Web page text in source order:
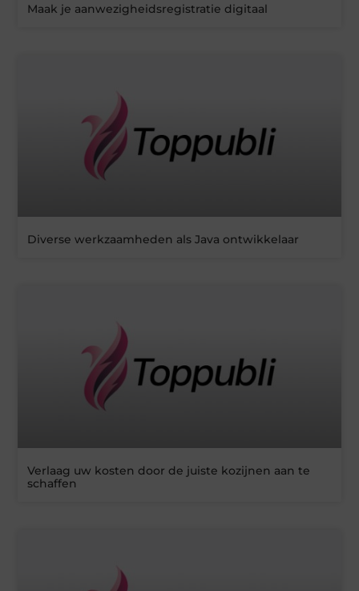
Maak je aanwezigheidsregistratie digitaal
Diverse werkzaamheden als Java ontwikkelaar
Verlaag uw kosten door de juiste kozijnen aan te
schaffen